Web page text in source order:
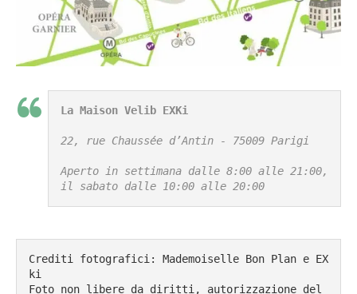
La Maison Velib EXKi
22, rue Chaussée d’Antin - 75009 Parigi
Aperto in settimana dalle 8:00 alle 21:00,
il sabato dalle 10:00 alle 20:00
Crediti fotografici: Mademoiselle Bon Plan e EX
ki
Foto non libere da diritti, autorizzazione del